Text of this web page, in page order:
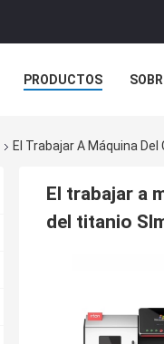
PRODUCTOS
El Trabajar A Máquina
El trabajar a
del titanio